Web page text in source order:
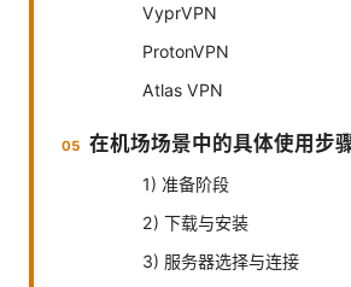
VyprVPN
ProtonVPN
Atlas VPN
在机场场景中的具体使用步
1) 准备阶段
2) 下载与安装
3) 服务器选择与连接